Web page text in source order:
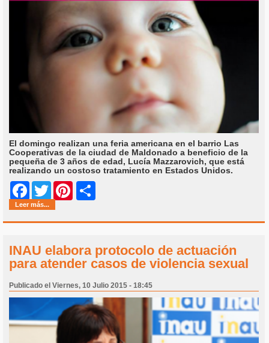
El domingo realizan una feria americana en el barrio Las
Cooperativas de la ciudad de Maldonado a beneficio de la
pequeña de 3 años de edad, Lucía Mazzarovich, que está
realizando un costoso tratamiento en Estados Unidos.
Facebook
Twitter Pinterest
Leer más...
INAU elabora protocolo de actuación
para atender casos de violencia sexual
Publicado el Viernes, 10 Julio 2015 - 18:45